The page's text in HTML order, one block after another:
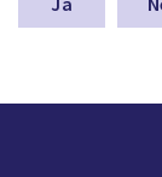
a
n